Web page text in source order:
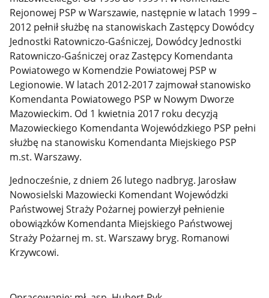
Rejonowej PSP w Warszawie, następnie w latach 1999 –
2012 pełnił służbę na stanowiskach Zastępcy Dowódcy
Jednostki Ratowniczo-Gaśniczej, Dowódcy Jednostki
Ratowniczo-Gaśniczej oraz Zastępcy Komendanta
Powiatowego w Komendzie Powiatowej PSP w
Legionowie. W latach 2012-2017 zajmował stanowisko
Komendanta Powiatowego PSP w Nowym Dworze
Mazowieckim. Od 1 kwietnia 2017 roku decyzją
Mazowieckiego Komendanta Wojewódzkiego PSP pełni
służbę na stanowisku Komendanta Miejskiego PSP
m.st. Warszawy.
Jednocześnie, z dniem 26 lutego nadbryg. Jarosław
Nowosielski Mazowiecki Komendant Wojewódzki
Państwowej Straży Pożarnej powierzył pełnienie
obowiązków Komendanta Miejskiego Państwowej
Straży Pożarnej m. st. Warszawy bryg. Romanowi
Krzywcowi.